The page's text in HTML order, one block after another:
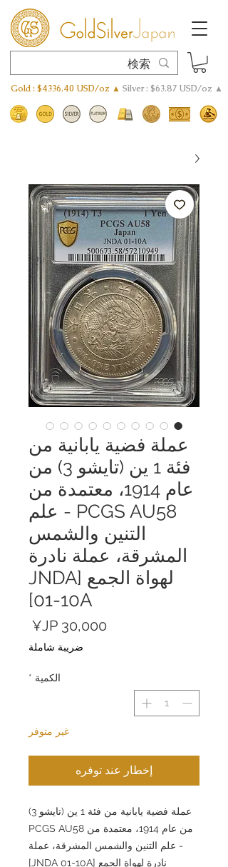
Gold : $4336.40 USD/oz ▲ Silver : $63.87 USD/oz ▲
عملة فضية يابانية من
فئة 1 ين (تايشو 3) من
عام 1914، معتمدة من
PCGS AU58 - علم
التنين والشمس
المشرقة، عملة نادرة
لهواة الجمع [JNDA
01-10A]
ضريبة شاملة
الكمية *
غير متوفر
إخطار عند توفره
عملة فضية يابانية من فئة 1 ين (تايشو 3)
من عام 1914، معتمدة من PCGS AU58
- علم التنين والشمس المشرقة، عملة
نادرة لهواة الجمع [JNDA 01-10A]